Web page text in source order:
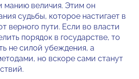
манию величия. Этим он
судьбы, которое настигает в
верного пути. Если во власти
порядок в государстве, то
не силой убеждения, а
но вскоре сами станут